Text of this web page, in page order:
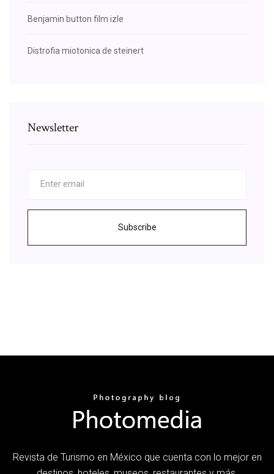
Benjamin button film izle
Distrofia miotonica de steinert
Newsletter
Subscribe
Revista de Turismo en México que cuenta con lo mejor en